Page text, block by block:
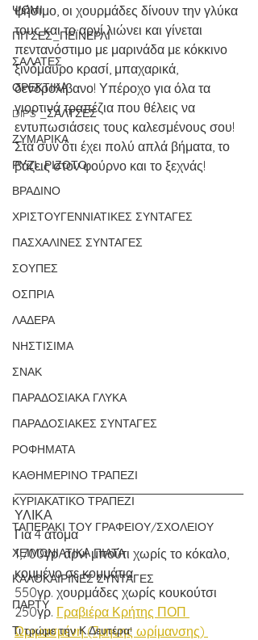
ΨΩΜΙ
ΠΙΤΣΕΣ_ΠΕΪΝΕΡΛΙ
ΣΑΛΑΤΕΣ
ΟΡΕΚΤΙΚΑ
DIPS _ΣΑΛΤΣΕΣ
ΖΥΜΑΡΙΚΑ
ΡΥΖΙ_ΡΙΖΟΤΟ
ΒΡΑΔΙΝΟ
ΧΡΙΣΤΟΥΓΕΝΝΙΑΤΙΚΕΣ ΣΥΝΤΑΓΕΣ
ΠΑΣΧΑΛΙΝΕΣ ΣΥΝΤΑΓΕΣ
ΣΟΥΠΕΣ
ΟΣΠΡΙΑ
ΛΑΔΕΡΑ
ΝΗΣΤΙΣΙΜΑ
ΣΝΑΚ
ΠΑΡΑΔΟΣΙΑΚΑ ΓΛΥΚΑ
ΠΑΡΑΔΟΣΙΑΚΕΣ ΣΥΝΤΑΓΕΣ
ΡΟΦΗΜΑΤΑ
ΚΑΘΗΜΕΡΙΝΟ ΤΡΑΠΕΖΙ
ΚΥΡΙΑΚΑΤΙΚΟ ΤΡΑΠΕΖΙ
ΤΑΠΕΡΑΚΙ ΤΟΥ ΓΡΑΦΕΙΟΥ/ΣΧΟΛΕΙΟΥ
ΧΕΙΜΩΝΙΑΤΙΚΑ ΠΙΑΤΑ
ΚΑΛΟΚΑΙΡΙΝΕΣ ΣΥΝΤΑΓΕΣ
ΠΑΡΤΥ
Τι τρώμε την Κ.Δευτέρα!
ψήσιμο, οι χουρμάδες δίνουν την γλύκα
τους και το αρνί λιώνει και γίνεται
πεντανόστιμο με μαρινάδα με κόκκινο
ξινόμαυρο κρασί, μπαχαρικά,
δενδρολίβανο! Υπέροχο για όλα τα
γιορτινά τραπέζια που θέλεις να
εντυπωσιάσεις τους καλεσμένους σου!
Στα συν ότι έχει πολύ απλά βήματα, το
βάζεις στον φούρνο και το ξεχνάς!
ΥΛΙΚΑ
Για 4 άτομα
1,700γρ. αρνί μπούτι χωρίς το κόκαλο,
κομμένο σε κομμάτια
550γρ. χουρμάδες χωρίς κουκούτσι
250γρ. Γραβιέρα Κρήτης ΠΟΠ
Ωριμασμένη (7μηνης ωρίμανσης)